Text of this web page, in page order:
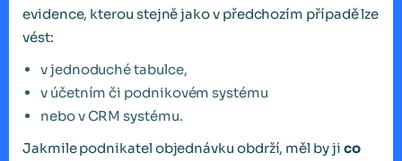
evidence, kterou stejně jako v předchozím případě lze
vést:
v jednoduché tabulce,
v účetním či podnikovém systému
nebo v CRM systému.
Jakmile podnikatel objednávku obdrží, měl by ji co